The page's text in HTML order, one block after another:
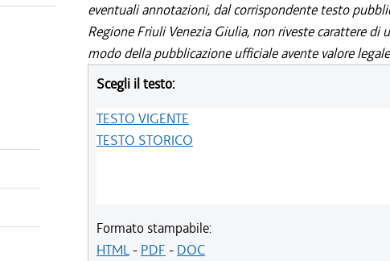
eventuali annotazioni, dal corrispondente testo
Regione Friuli Venezia Giulia, non riveste carattere
modo della pubblicazione ufficiale avente valore
Scegli il testo:
TESTO VIGENTE
TESTO STORICO
Formato stampabile:
HTML- PDF - DOC